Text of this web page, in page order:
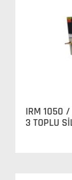
IRM 1050 /
3 TOPLU